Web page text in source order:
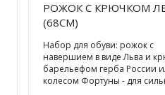
РОЖОК С КРЮЧКОМ
(68СМ)
Набор для обуви: рожок с
навершием в виде Льва и
барельефом герба России
колесом Фортуны - для